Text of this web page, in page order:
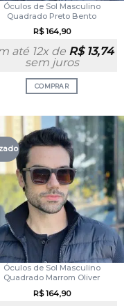
Óculos de Sol Masculino
Quadrado Preto Bento
R$164,90
até 12x de R$13,74
sem juros
COMPRAR
Óculos de Sol Masculino
Quadrado Marrom Oliver
R$164,90